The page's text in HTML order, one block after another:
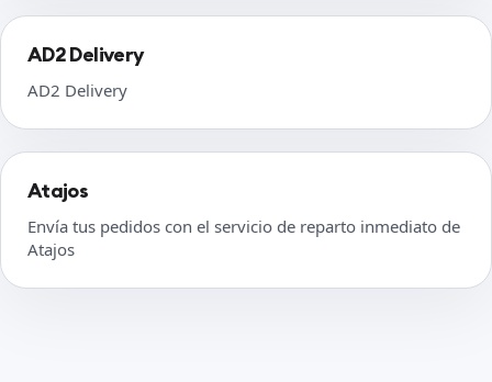
AD2 Delivery
AD2 Delivery
Atajos
Envía tus pedidos con el servicio de reparto inmediato de
Atajos